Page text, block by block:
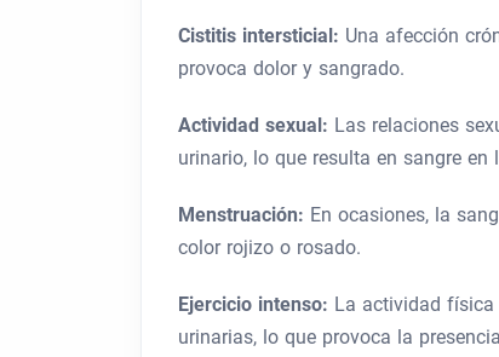
Cistitis intersticial: Una afección
provoca dolor y sangrado.
Actividad sexual: Las relaciones
urinario, lo que resulta en sangre en
Menstruación: En ocasiones, la
color rojizo o rosado.
Ejercicio intenso: La actividad física
urinarias, lo que provoca la